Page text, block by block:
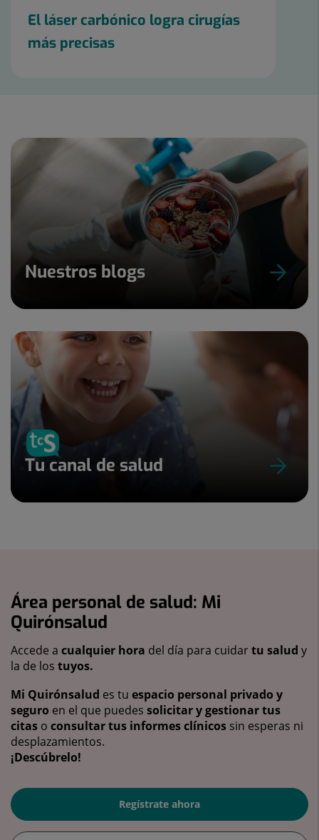
El láser carbónico logra cirugías
más precisas
Nuestros blogs
Tu canal de salud
Área personal de salud: Mi
Quirónsalud
Accede a cualquier hora del día para cuidartu salud y
la de los tuyos.
Mi Quirónsalud es tu espacio personal privado y
seguro en el que puedes solicitar y gestionar tus
citas o consultar tus informes clínicos sin esperas ni
desplazamientos.
¡Descúbrelo!
Regístrate ahora